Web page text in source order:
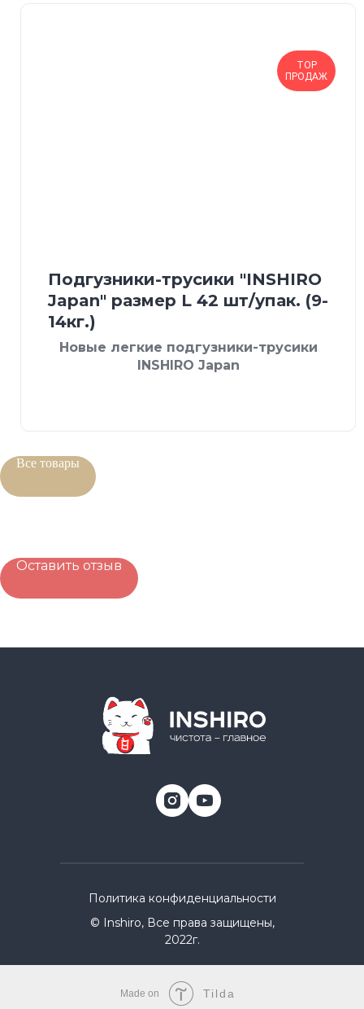
TOP
ПРОДАЖ
Подгузники-трусики "INSHIRO
Japan" размер L 42 шт/упак. (9-
14кг.)
Новые легкие подгузники-трусики
INSHIRO Japan
Все товары
Оставить отзыв
© Inshiro, Все права защищены,
2022г.
Политика конфиденциальности
Made on Tilda